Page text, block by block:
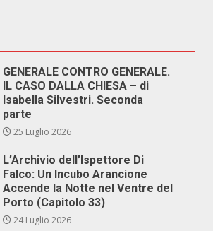
GENERALE CONTRO GENERALE.
IL CASO DALLA CHIESA – di
Isabella Silvestri. Seconda
parte
25 Luglio 2026
L’Archivio dell’Ispettore Di
Falco: Un Incubo Arancione
Accende la Notte nel Ventre del
Porto (Capitolo 33)
24 Luglio 2026